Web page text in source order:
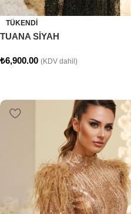
TÜKENDI
TUANA SİYAH
₺6,900.00 (KDV dahil)